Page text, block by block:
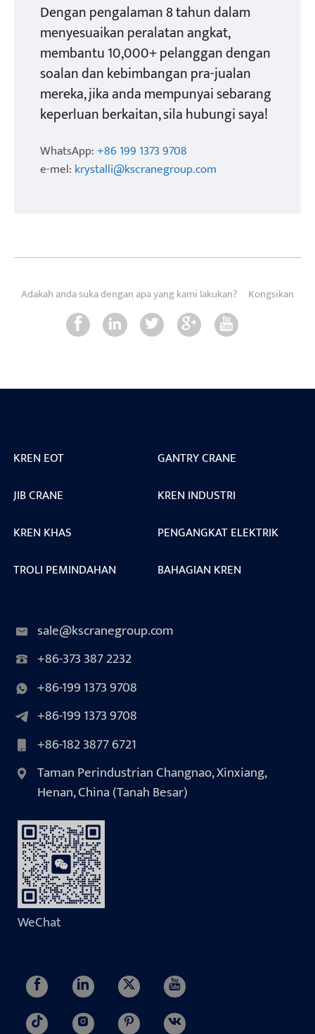
Dengan pengalaman 8 tahun dalam
menyesuaikan peralatan angkat,
membantu 10,000+ pelanggan dengan
soalan dan kebimbangan pra-jualan
mereka, jika anda mempunyai sebarang
keperluan berkaitan, sila hubungi saya!
WhatsApp:+86 199 1373 9708
e-mel: krystalli@kscranegroup.com
Adakah anda suka dengan apa yang kami lakukan? Kongsikan
KREN EOT
GANTRY CRANE
JIB CRANE
KREN INDUSTRI
KREN KHAS
PENGANGKAT ELEKTRIK
TROLI PEMINDAHAN
BAHAGIAN KREN
sale@kscranegroup.com
+86-373 387 2232
+86-199 1373 9708
+86-199 1373 9708
+86-182 3877 6721
Taman Perindustrian Changnao, Xinxiang,
Henan, China (Tanah Besar)
WeChat